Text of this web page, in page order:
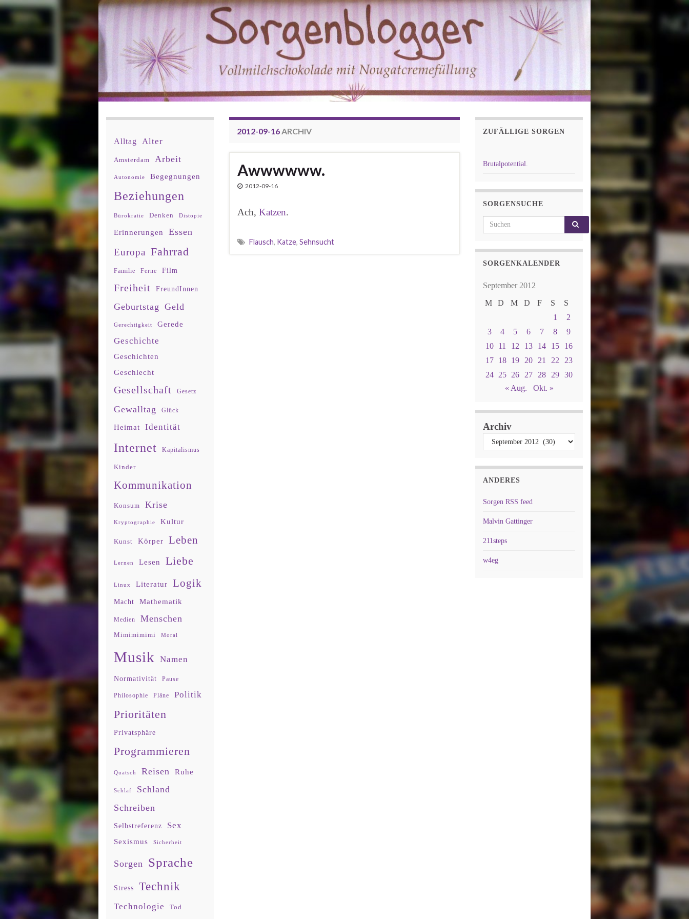
2012-09-16ARCHIV
Awwwwww.
2012-09-16
Ach, Katzen.
Flausch, Katze, Sehnsucht
Alltag Alter
Amsterdam Arbeit
Autonomie Begegnungen
Beziehungen
Bürokratie Denken Distopie
Erinnerungen Essen
Europa Fahrrad
Familie Ferne Film
Freiheit FreundInnen
Geburtstag Geld
Gerechtigkeit Gerede
Geschichte
Geschichten
Geschlecht
Gesellschaft Gesetz
Gewalltag Glück
Heimat Identität
Internet Kapitalismus
Kinder
Kommunikation
Konsum Krise
Kryptographie Kultur
Kunst Körper Leben
Lernen Lesen Liebe
Linux Literatur Logik
Macht Mathematik
Medien Menschen
Mimimimimi Moral
Musik Namen
Normativität Pause
Philosophie Pläne Politik
Prioritäten
Privatsphäre
Programmieren
Quatsch Reisen Ruhe
Schlaf
Schland
Schreiben
Selbstreferenz Sex
Sexismus Sicherheit
Sorgen Sprache
Stress Technik
Technologie Tod
ZUFÄLLIGE SORGEN
Brutalpotential.
SORGENSUCHE
Search for:
SORGENKALENDER
September 2012
M
D M D F S
S
1
2
3
4 5 6 7 8
9
10
11 12 13 14 15
16
17
18 19 20 21 22
23
24
25 26 27 28 29 30
« Aug.
Okt. »
Archiv
ANDERES
Sorgen RSS feed
Malvin Gattinger
211steps
w4eg